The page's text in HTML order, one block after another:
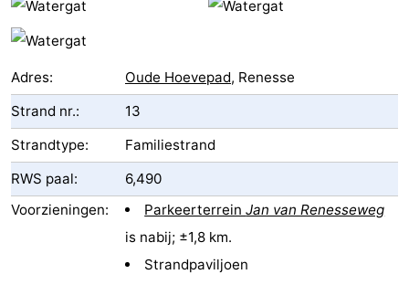
Voor
Appartementen
-
Port
-
Adres: Oude Hoevepad, Renesse
Strand nr.:
13
Strandtype:
Familiestrand
RWS paal:
6,490
Voorzieningen:
ParkeerterreinJan van Renesseweg
is nabij; ±1,8 km.
Strandpaviljoen